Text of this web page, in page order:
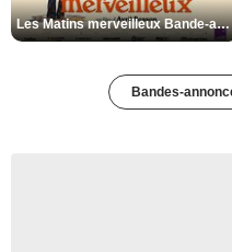
Les Matins merveilleux Bande-annonce VF
Bandes-